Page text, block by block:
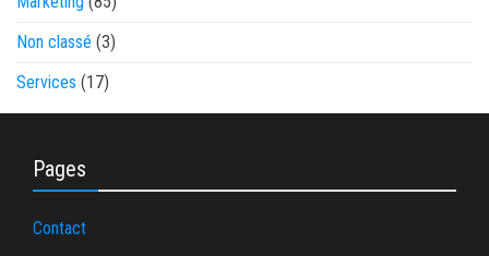
Non classé (3)
Services (17)
Pages
Contact